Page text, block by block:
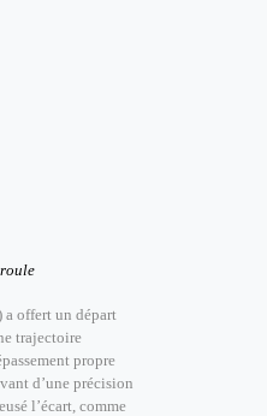
offert un départ
trajectoire
propre
d’une précision
l’écart, comme